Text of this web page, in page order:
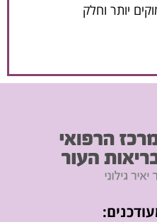
יותר וחלק